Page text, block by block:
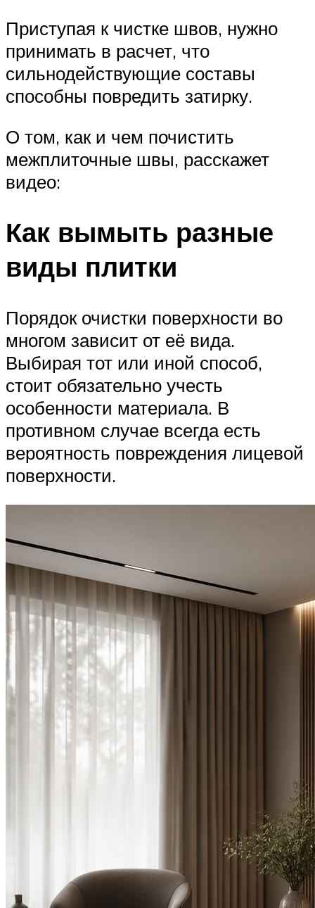
Приступая к чистке швов, нужно
принимать в расчет, что
сильнодействующие составы
способны повредить затирку.
О том, как и чем почистить
межплиточные швы, расскажет
видео:
Как вымыть разные
виды плитки
Порядок очистки поверхности во
многом зависит от её вида.
Выбирая тот или иной способ,
стоит обязательно учесть
особенности материала. В
противном случае всегда есть
вероятность повреждения лицевой
поверхности.